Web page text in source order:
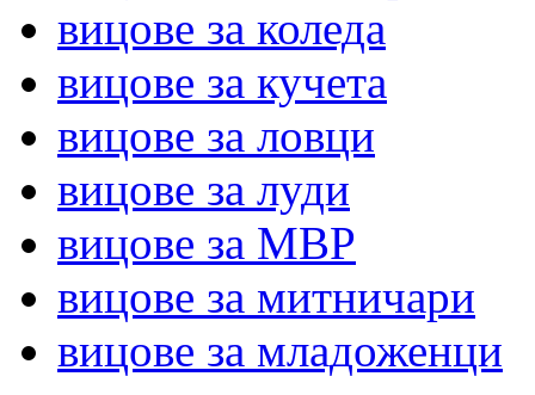
вицове за коледа
вицове за кучета
вицове за ловци
вицове за луди
вицове за МВР
вицове за митничари
вицове за младоженци